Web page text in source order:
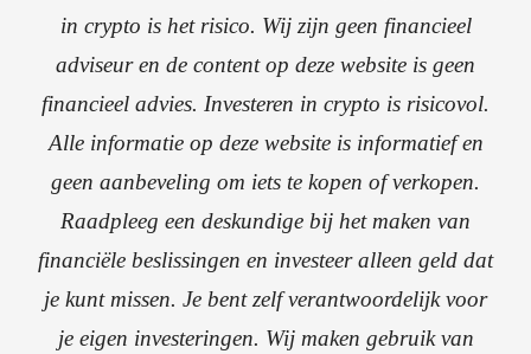
in crypto is het risico. Wij zijn geen financieel
adviseur en de content op deze website is geen
financieel advies. Investeren in crypto is risicovol.
Alle informatie op deze website is informatief en
geen aanbeveling om iets te kopen of verkopen.
Raadpleeg een deskundige bij het maken van
financiële beslissingen en investeer alleen geld dat
je kunt missen. Je bent zelf verantwoordelijk voor
je eigen investeringen. Wij maken gebruik van